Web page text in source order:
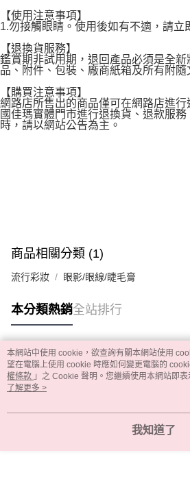
【使用注意事項】
1.勿接觸眼睛。使用後如有不適，請立
【退換貨服務】
鑑賞期非試用期，退回產品必須是全
品、附件、包裝、廠商紙箱及所有附隨
【購買注意事項】
網路店所售出的商品僅可在網路店進
國佳瑪實體門市進行退換貨、退款服
時，請以網站公告為主。
商品相關分類 (1)
流行彩妝 眼影/眼線/睫毛膏
本分類熱銷全站排行
熱門標籤
本網站中使用 cookie，欲查詢有關本網站使用
望在電腦上使用 cookie 時應如何變更電腦的
權條款 」之 Cookie 聲明。您繼續使用本網站即
用條款之 Cookie 聲明使用 cookie。
了解更多 >
我知道了